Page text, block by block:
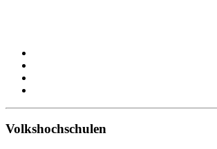
Volkshochschulen